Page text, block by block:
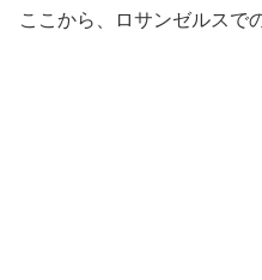
ここから、ロサンゼルスで